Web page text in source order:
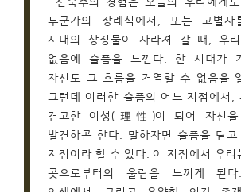
누군가의 장례식에서, 또는 고별
시대의 상징물이 사라져 갈 때, 우
없음에 슬픔을 느낀다. 한 시대가
자신도 그 흐름을 거역할 수 없음을
그런데 이러한 슬픔의 어느 지점에서,
견고한 이성(理性)이 되어 자신
발견하곤 한다. 말하자면 슬픔을 딛고
지점이라 할 수 있다. 이 지점에서 우리
곳으로부터의 울림을 느끼게 된